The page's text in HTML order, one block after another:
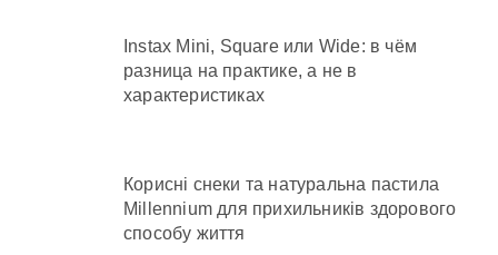
Instax Mini, Square или Wide: в чём
разница на практике, а не в
характеристиках
Корисні снеки та натуральна пастила
Millennium для прихильників здорового
способу життя